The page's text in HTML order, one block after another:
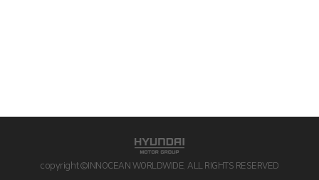
copyright©INNOCEAN WORLDWIDE. ALL RIGHTS RESERVED